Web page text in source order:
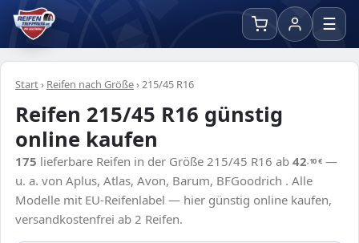
☰
Start› Reifen nach Größe›215/45 R16
Reifen 215/45 R16 günstig
online kaufen
175 lieferbare Reifen in der Größe 215/45 R16 ab 42,10€ —
u. a. von Aplus, Atlas, Avon, Barum, BFGoodrich . Alle
Modelle mit EU-Reifenlabel — hier günstig online kaufen,
versandkostenfrei ab 2 Reifen.